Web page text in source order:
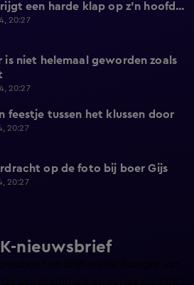
een harde klap op z'n hoofd...
20:27
is niet helemaal geworden zoals
20:27
feestje tussen het klussen door
20:27
op de foto bij boer Gijs
20:27
nieuwsbrief